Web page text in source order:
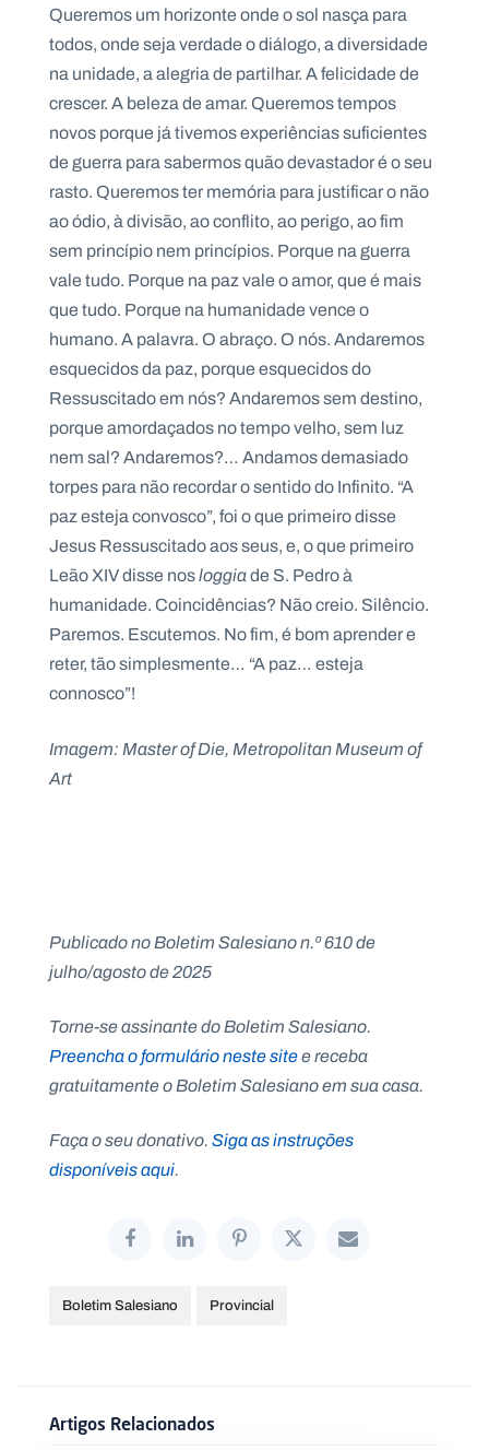
Queremos um horizonte onde o sol nasça para
todos, onde seja verdade o diálogo, a diversidade
na unidade, a alegria de partilhar. A felicidade de
crescer. A beleza de amar. Queremos tempos
novos porque já tivemos experiências suficientes
de guerra para sabermos quão devastador é o seu
rasto. Queremos ter memória para justificar o não
ao ódio, à divisão, ao conflito, ao perigo, ao fim
sem princípio nem princípios. Porque na guerra
vale tudo. Porque na paz vale o amor, que é mais
que tudo. Porque na humanidade vence o
humano. A palavra. O abraço. O nós. Andaremos
esquecidos da paz, porque esquecidos do
Ressuscitado em nós? Andaremos sem destino,
porque amordaçados no tempo velho, sem luz
nem sal? Andaremos?… Andamos demasiado
torpes para não recordar o sentido do Infinito. “A
paz esteja convosco”, foi o que primeiro disse
Jesus Ressuscitado aos seus, e, o que primeiro
Leão XIV disse nosloggiade S. Pedro à
humanidade. Coincidências? Não creio. Silêncio.
Paremos. Escutemos. No fim, é bom aprender e
reter, tão simplesmente… “A paz… esteja
connosco”!
Imagem: Master of Die, Metropolitan Museum of
Art
Publicado no Boletim Salesiano n.º 610 de
julho/agosto de 2025
Torne-se assinante do Boletim Salesiano.
Preencha o formulário neste sitee receba
gratuitamente o Boletim Salesiano em sua casa.
Faça o seu donativo.Siga as instruções
disponíveis aqui.
Boletim Salesiano Provincial
Artigos Relacionados